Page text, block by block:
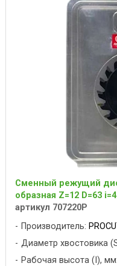
Сменный режущий
образная Z=12 D=63
артикул 707220P
Производитель:
Диаметр хвостовика
Рабочая высота (I),